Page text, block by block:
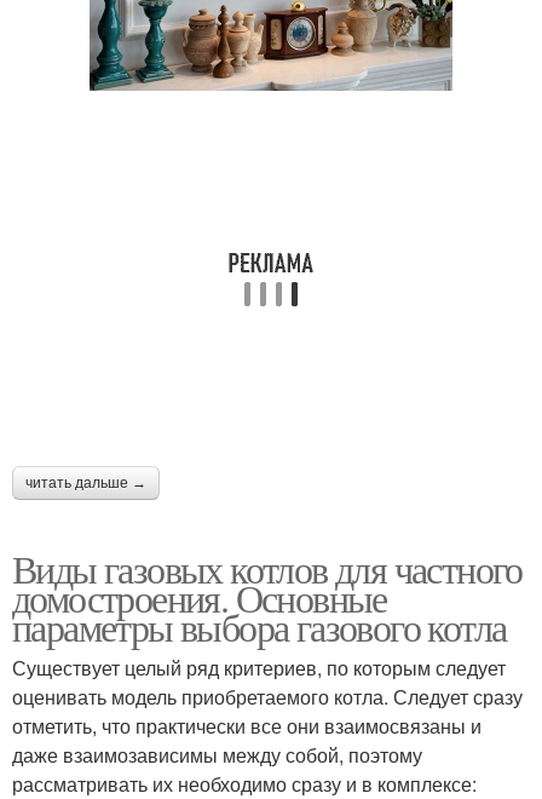
читать дальше →
Виды газовых котлов для частного
домостроения. Основные
параметры выбора газового котла
Существует целый ряд критериев, по которым следует
оценивать модель приобретаемого котла. Следует сразу
отметить, что практически все они взаимосвязаны и
даже взаимозависимы между собой, поэтому
рассматривать их необходимо сразу и в комплексе: